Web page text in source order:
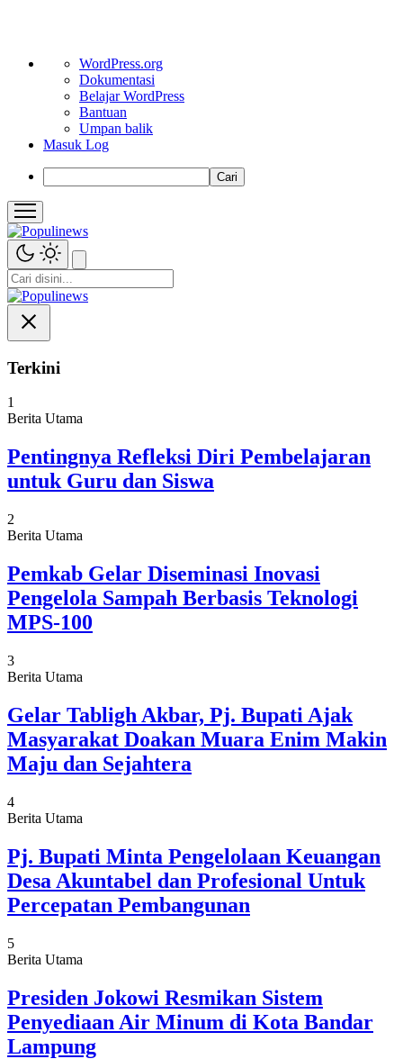
Tentang
WordPress
WordPress.org
Dokumentasi
Belajar WordPress
Bantuan
Umpan balik
Masuk Log
Cari
Terkini
1
Berita Utama
Pentingnya Refleksi Diri Pembelajaran
untuk Guru dan Siswa
2
Berita Utama
Pemkab Gelar Diseminasi Inovasi
Pengelola Sampah Berbasis Teknologi
MPS-100
3
Berita Utama
Gelar Tabligh Akbar, Pj. Bupati Ajak
Masyarakat Doakan Muara Enim Makin
Maju dan Sejahtera
4
Berita Utama
Pj. Bupati Minta Pengelolaan Keuangan
Desa Akuntabel dan Profesional Untuk
Percepatan Pembangunan
5
Berita Utama
Presiden Jokowi Resmikan Sistem
Penyediaan Air Minum di Kota Bandar
Lampung